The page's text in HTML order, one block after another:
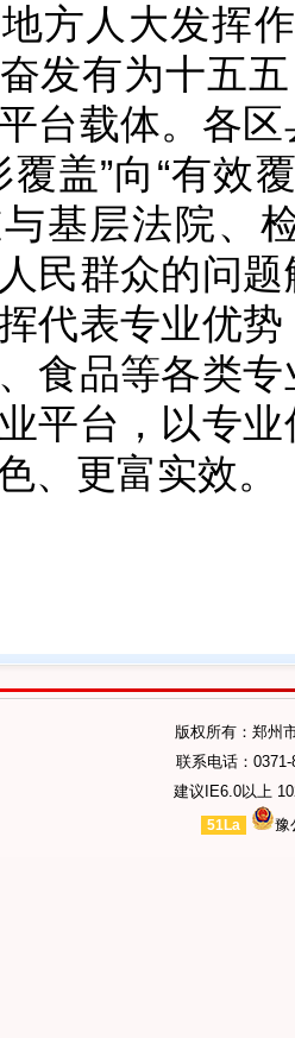
方人大发挥
发有为十五
台载体。各
覆盖”向“有效
基层法院、
民群众的问
代表专业优
食品等各类
平台，以专
、更富实效。
版权所有：郑州
联系电话：
建议IE6.0以上
51La 豫